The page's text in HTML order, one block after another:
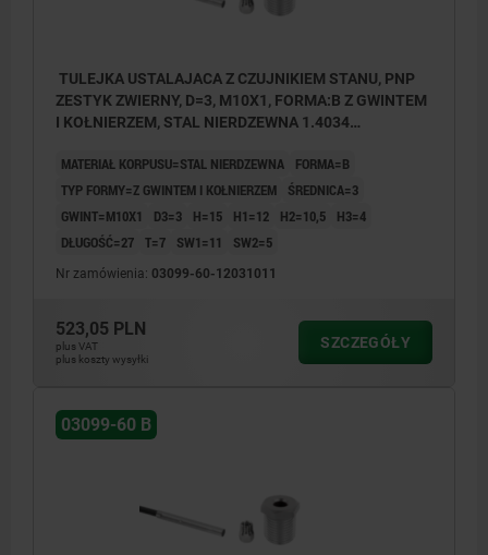
TULEJKA USTALAJACA Z CZUJNIKIEM STANU, PNP
ZESTYK ZWIERNY, D=3, M10X1, FORMA:B Z GWINTEM
I KOŁNIERZEM, STAL NIERDZEWNA 1.4034
MATERIAŁ KORPUSU=STAL NIERDZEWNA
FORMA=B
TYP FORMY=Z GWINTEM I KOŁNIERZEM
ŚREDNICA=3
GWINT=M10X1
D3=3 H=15 H1=12 H2=10,5
H3=4
DŁUGOŚĆ=27 T=7 SW1=11 SW2=5
Nr zamówienia: 03099-60-12031011
523,05 PLN
plus VAT
plus koszty wysyłki
SZCZEGÓŁY
03099-60 B